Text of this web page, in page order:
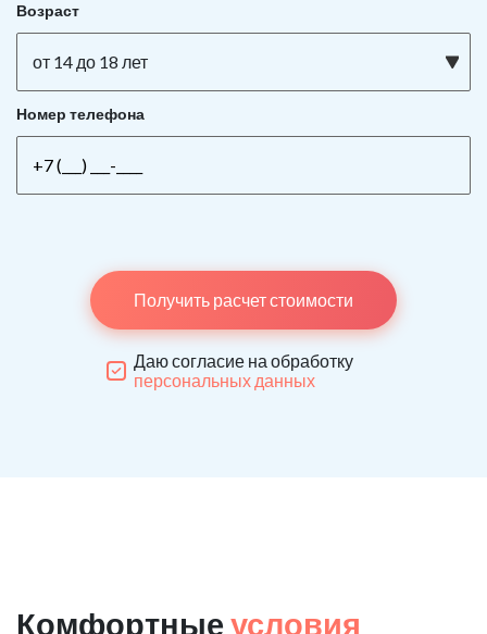
Возраст
от 14 до 18 лет
Номер телефона
Получить расчет стоимости
Даю согласие на обработку
персональных данных
Комфортные условия